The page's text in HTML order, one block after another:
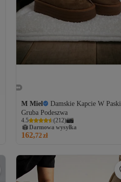
M Miel
Damskie Kapcie W Paski
Gruba Podeszwa
4.5 (212)
Darmowa wysyłka
162,72zł